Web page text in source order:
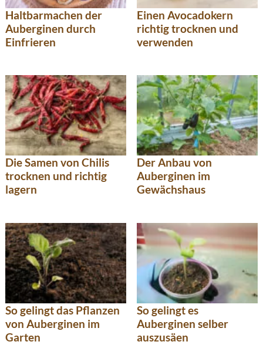
Haltbarmachen der
Auberginen durch
Einfrieren
Einen Avocadokern
richtig trocknen und
verwenden
Die Samen von Chilis
trocknen und richtig
lagern
Der Anbau von
Auberginen im
Gewächshaus
So gelingt das Pflanzen
von Auberginen im
Garten
So gelingt es
Auberginen selber
auszusäen